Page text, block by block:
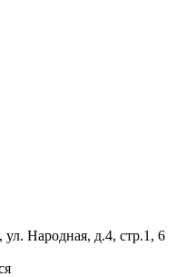
Народная, д.4, стр.1, 6